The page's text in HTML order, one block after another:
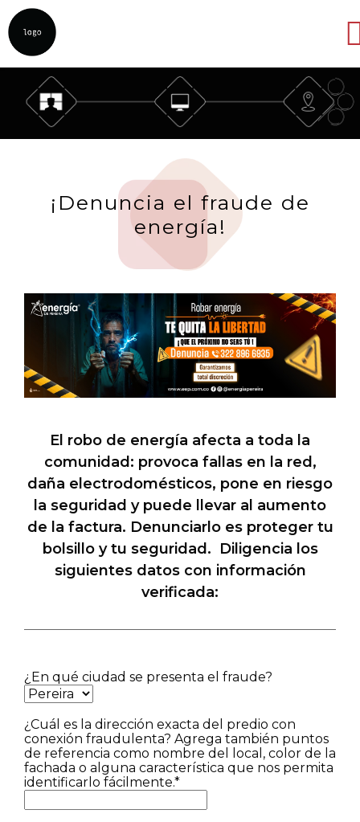
¡Denuncia el fraude de
energía!
El robo de energía afecta a toda la
comunidad: provoca fallas en la red,
daña electrodomésticos, pone en riesgo
la seguridad y puede llevar al aumento
de la factura. Denunciarlo es proteger tu
bolsillo y tu seguridad. Diligencia los
siguientes datos con información
verificada:
¿En qué ciudad se presenta el fraude?
¿Cuál es la dirección exacta del predio con
conexión fraudulenta? Agrega también puntos
de referencia como nombre del local, color de la
fachada o alguna característica que nos permita
identificarlo fácilmente.*